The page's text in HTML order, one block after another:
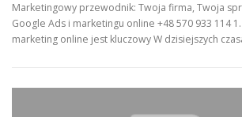
Marketingowy przewodnik: Twoja firma, Twoja
Google Ads i marketingu online +48 570 933 114
marketing online jest kluczowy W dzisiejszych